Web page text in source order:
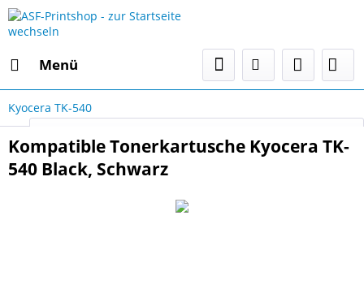
Menü
Select Language
Kyocera TK-540
Kompatible Tonerkartusche Kyocera TK-
540 Black, Schwarz